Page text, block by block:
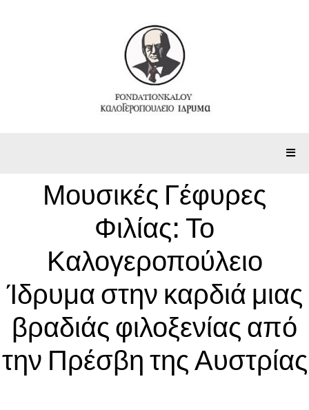
Μουσικές Γέφυρες
Φιλίας: Το
Καλογεροπούλειο
Ίδρυμα στην καρδιά μιας
βραδιάς φιλοξενίας από
την Πρέσβη της Αυστρίας